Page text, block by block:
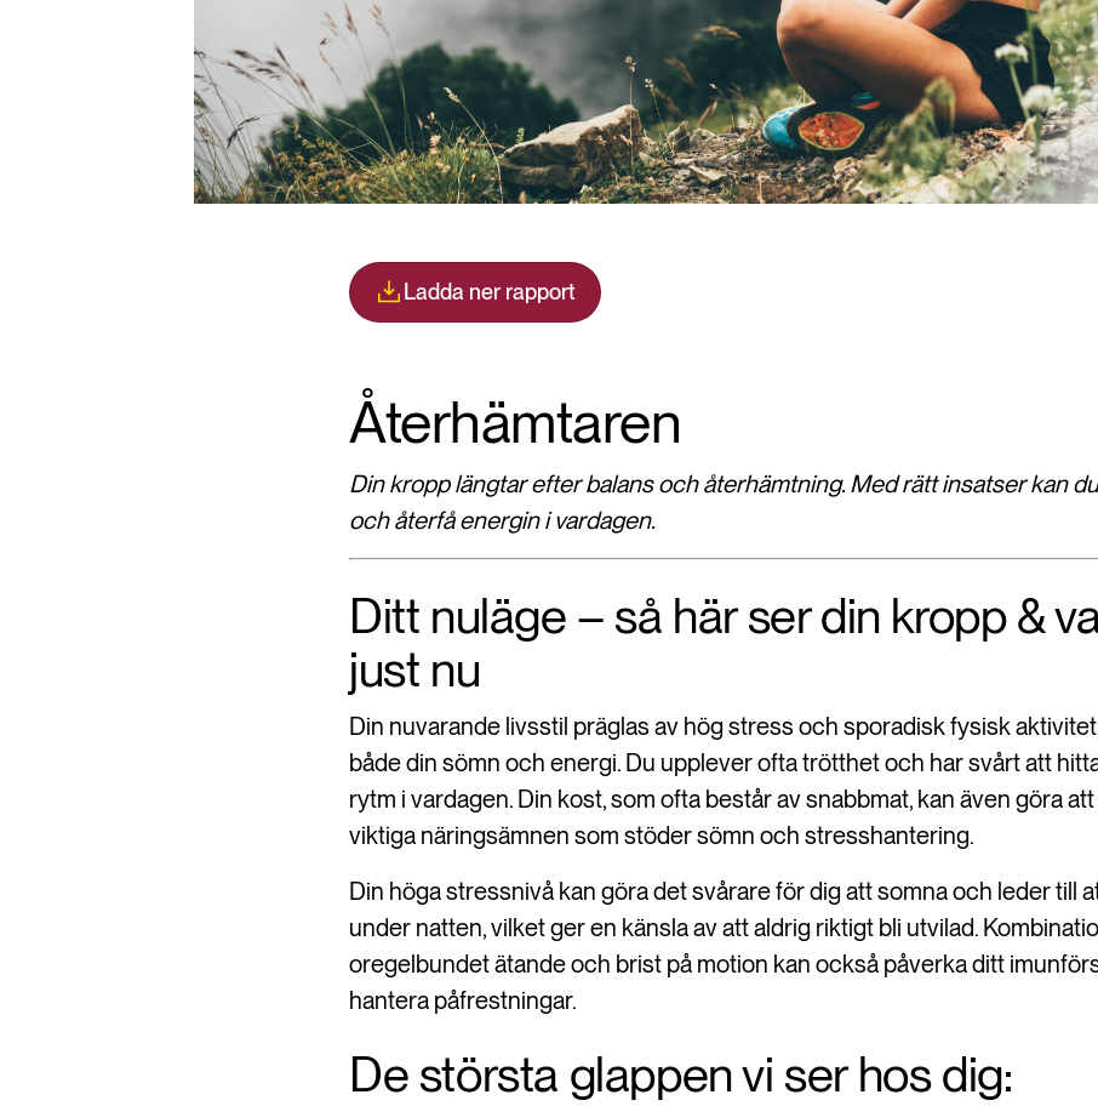
Ladda ner rapport
Återhämtaren
Din kropp längtar efter balans och återhämtning. Med rätt insatser kan
och återfå energin i vardagen.
Ditt nuläge – så här ser din kropp &
just nu
Din nuvarande livsstil präglas av hög stress och sporadisk fysisk
både din sömn och energi. Du upplever ofta trötthet och har svårt att
rytm i vardagen. Din kost, som ofta består av snabbmat, kan även göra
viktiga näringsämnen som stöder sömn och stresshantering.
Din höga stressnivå kan göra det svårare för dig att somna och leder till
under natten, vilket ger en känsla av att aldrig riktigt bli utvilad.
oregelbundet ätande och brist på motion kan också påverka ditt
hantera påfrestningar.
De största glappen vi ser hos dig: